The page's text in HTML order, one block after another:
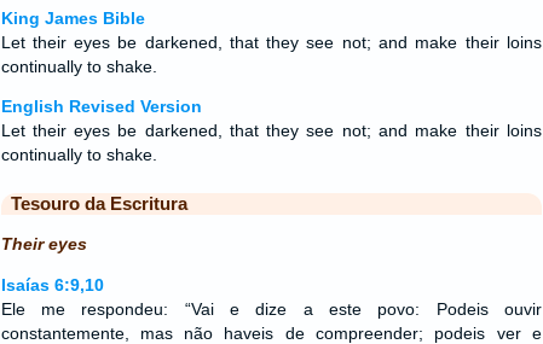
King James Bible
Let their eyes be darkened, that they see not; and make their loins
continually to shake.
English Revised Version
Let their eyes be darkened, that they see not; and make their loins
continually to shake.
Tesouro da Escritura
Their eyes
Isaías 6:9,10
Ele me respondeu: “Vai e dize a este povo: Podeis ouvir
constantemente, mas não haveis de compreender; podeis ver e